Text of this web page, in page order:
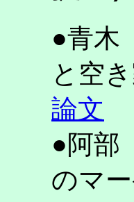
●青木
と空
論文
●阿部
のマ